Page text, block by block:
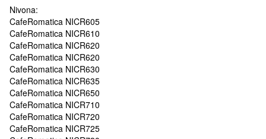
Nivona:
CafeRomatica NICR605
CafeRomatica NICR610
CafeRomatica NICR620
CafeRomatica NICR620
CafeRomatica NICR630
CafeRomatica NICR635
CafeRomatica NICR650
CafeRomatica NICR710
CafeRomatica NICR720
CafeRomatica NICR725